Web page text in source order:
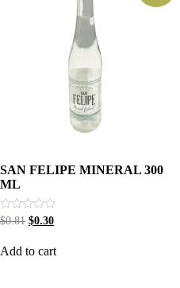
SAN FELIPE MINERAL 300
ML
Rated
of
$0.81 $0.30
Add to cart